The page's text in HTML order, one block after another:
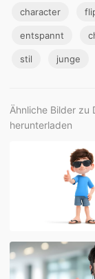
character
entspannt
stil junge
Ähnliche Bilder zu
herunterladen